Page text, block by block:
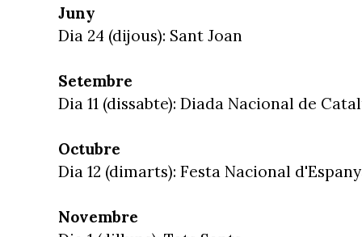
Juny
Dia 24 (dijous): Sant Joan
Setembre
Dia 11 (dissabte): Diada Nacional de
Octubre
Dia 12 (dimarts): Festa Nacional
Novembre